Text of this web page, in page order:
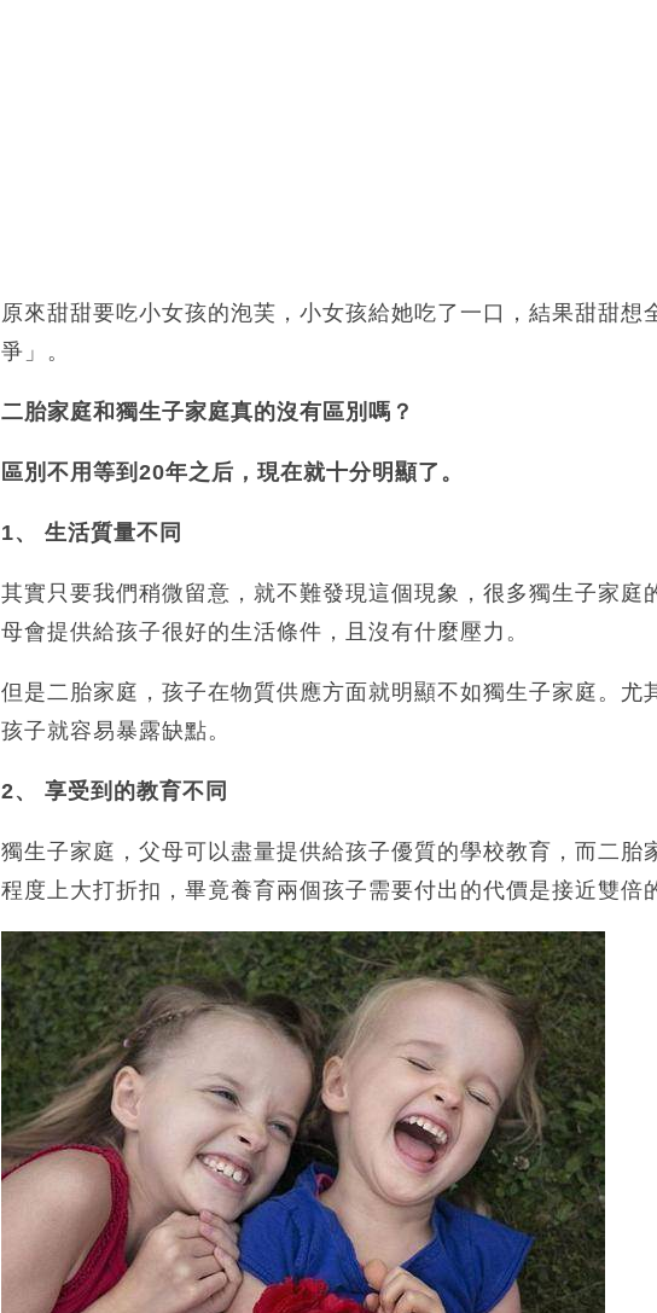
原來甜甜要吃小女孩的泡芙，小女孩給她吃了一口，結果甜甜想
爭」。
二胎家庭和獨生子家庭真的沒有區別嗎？
區別不用等到20年之后，現在就十分明顯了。
1、 生活質量不同
其實只要我們稍微留意，就不難發現這個現象，很多獨生子家庭
母會提供給孩子很好的生活條件，且沒有什麼壓力。
但是二胎家庭，孩子在物質供應方面就明顯不如獨生子家庭。尤
孩子就容易暴露缺點。
2、 享受到的教育不同
獨生子家庭，父母可以盡量提供給孩子優質的學校教育，而二胎
程度上大打折扣，畢竟養育兩個孩子需要付出的代價是接近雙倍